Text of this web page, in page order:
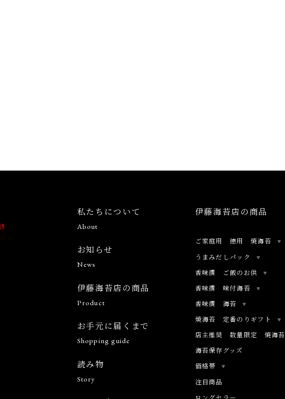
私たちについて
About
お知らせ
News
伊藤海苔店の商品
Product
お手元に届くまで
Shopping guide
読み物
Story
伊藤海苔店の商品
ご家庭用 徳用 焼海苔
うまみだしパック
香味撰 ご飯のお供
香味撰 味付海苔
香味撰 海苔
焼海苔 定番のりギフト
店主推奨 数量限定 焼海苔
海苔保存グッズ
価格帯
注目商品